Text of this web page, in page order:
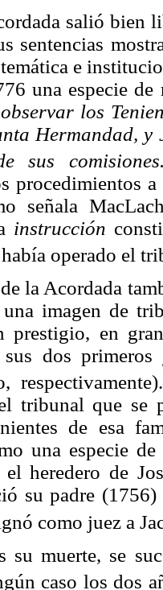
salió bien
sentencias
e
una especie
los
Hermandad,
sus
procedimientos
señala
instrucción
operado el
la Acordada
una imagen de
prestigio, en
dos
respectivamente).
tribunal que se
de esa
una especie
heredero de
su padre
como juez a
su muerte, se
caso los dos